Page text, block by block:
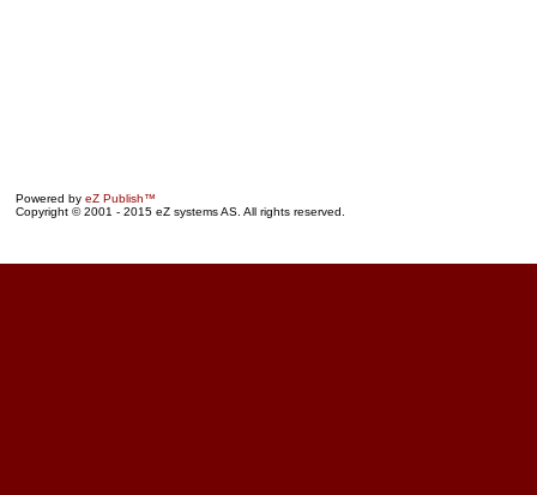
Powered by eZ Publish™
Copyright © 2001 - 2015 eZ systems AS. All rights reserved.